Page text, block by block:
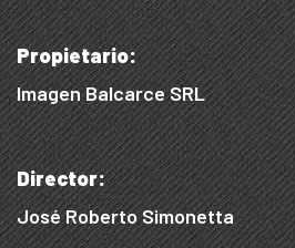
Propietario:
Imagen Balcarce SRL
Director:
José Roberto Simonetta